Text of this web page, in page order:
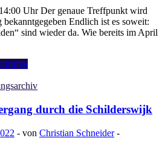
Uhr Der genaue Treffpunkt wird
Endlich ist es soweit:
sind wieder da. Wie bereits im April
durch die Schilderswijk
- von Christian Schneider-